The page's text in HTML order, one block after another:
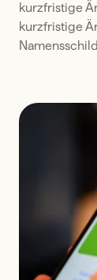
kurzfristige
kurzfristige